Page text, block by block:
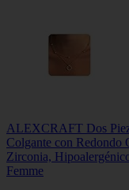
ALEXCRAFT Dos
Colgante con Redondo
Zirconia,
Femme